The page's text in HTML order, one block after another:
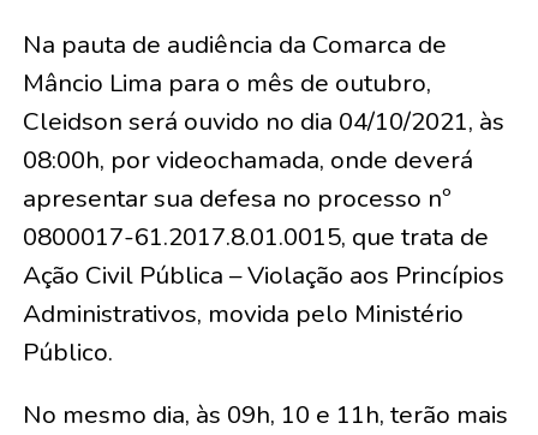
Na pauta de audiência da Comarca de
Mâncio Lima para o mês de outubro,
Cleidson será ouvido no dia 04/10/2021, às
08:00h, por videochamada, onde deverá
apresentar sua defesa no processo nº
0800017-61.2017.8.01.0015, que trata de
Ação Civil Pública – Violação aos Princípios
Administrativos, movida pelo Ministério
Público.
No mesmo dia, às 09h, 10 e 11h, terão mais